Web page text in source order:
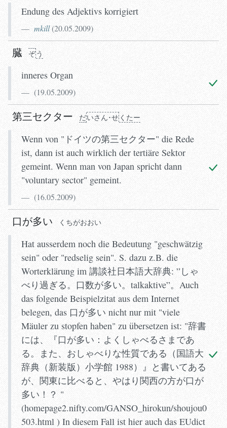
Endung des Adjektivs korrigiert
mkill(20.05.2009)
臓 ぞう
inneres Organ
(19.05.2009)
第三セクター だいさん･せ くたー
Wenn von "ドイツの第三セクター" die Rede
ist, dann ist auch wirklich der tertiäre Sektor
gemeint. Wenn man von Japan spricht dann
"voluntary sector" gemeint.
(16.05.2009)
口が多い くちがおおい
Hat ausserdem noch die Bedeutung "geschwätzig
sein" oder "redselig sein". S. dazu z.B. die
Worterklärung im 講談社日本語大辞典: ”しゃ
べり過ぎる。口数が多い。talkaktive”。Auch
das folgende Beispielzitat aus dem Internet
belegen, das 口が多い nicht nur mit "viele
Mäuler zu stopfen haben" zu übersetzen ist: "辞書
には、『口が多い：よくしゃべるさまであ
る。また、おしゃべりな性質である（国語大
辞典（新装版）小学館 1988）』と書いてある
が、関東に比べると、やはり関西の方が口が
多い！？ "
(homepage2.nifty.com/GANSO_hirokun/shoujou0
503.html ) In diesem Fall ist hier auch das EUdict